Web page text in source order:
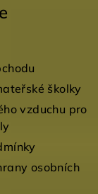
školky
vzduchu pro
osobních